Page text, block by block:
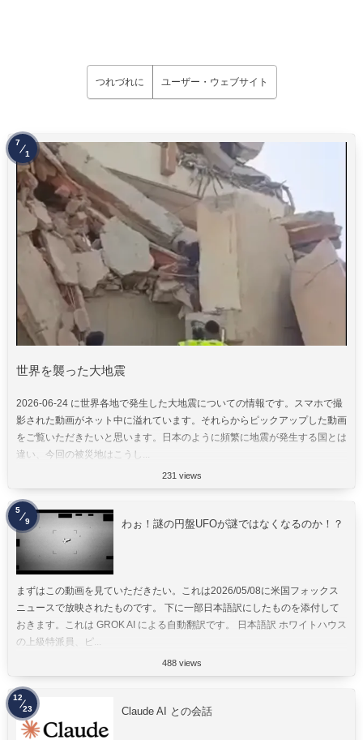
つれづれに ユーザー・ウェブサイト
世界を襲った大地震
2026-06-24 に世界各地で発生した大地震についての情報です。スマホで撮
影された動画がネット中に溢れています。それらからピックアップした動画
をご覧いただきたいと思います。日本のように頻繁に地震が発生する国とは
違い、今回の被災地はこうし...
231 views
7
1
わぉ！謎の円盤UFOが謎ではなくなるのか！？
まずはこの動画を見ていただきたい。これは2026/05/08に米国フォックス
ニュースで放映されたものです。 下に一部日本語訳にしたものを添付して
おきます。これは GROK AI による自動翻訳です。 日本語訳 ホワイトハウス
の上級特派員、ピ...
488 views
5
9
Claude AI との会話
12
23